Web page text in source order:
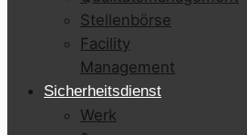
Stellenbörse
Facility
Management
Sicherheitsdienst
Werk